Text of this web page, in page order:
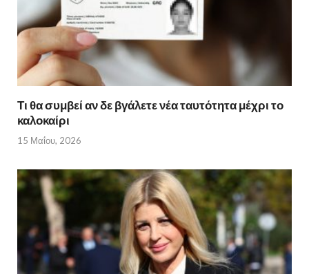
Τι θα συμβεί αν δε βγάλετε νέα ταυτότητα μέχρι το
καλοκαίρι
15 Μαΐου, 2026